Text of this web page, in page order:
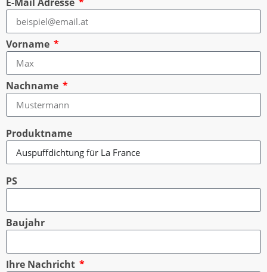
Vorname
Nachname
Produktname
PS
Baujahr
Ihre Nachricht